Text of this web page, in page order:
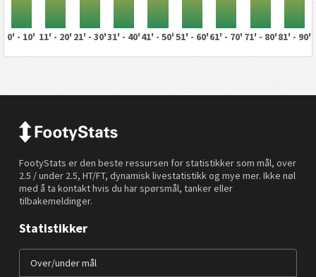
0' - 10' 11' - 20' 21' - 30'31' - 40'41' - 50'51' - 60'61' - 70' 71' - 80'81' - 90'
FootyStats er den beste ressursen for statistikker som mål, over
2.5 / under 2.5, HT/FT, dynamisk livestatistikk og mye mer. Ikke nøl
med å ta kontakt hvis du har spørsmål, tanker eller
tilbakemeldinger.
Statistikker
Over/under mål